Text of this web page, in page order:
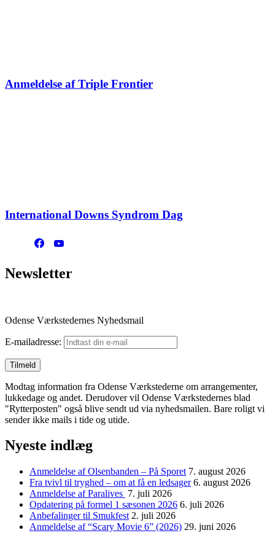
Anmeldelse af Triple Frontier
International Downs Syndrom Dag
Newsletter
Odense Værkstedernes Nyhedsmail
E-mailadresse:
Modtag information fra Odense Værkstederne om arrangementer,
lukkedage og andet. Derudover vil Odense Værkstedernes blad
"Rytterposten" også blive sendt ud via nyhedsmailen. Bare roligt vi
sender ikke mails i tide og utide.
Nyeste indlæg
Anmeldelse af Olsenbanden – På Sporet 7. august 2026
Fra tvivl til tryghed – om at få en ledsager 6. august 2026
Anmeldelse af Paralives 7. juli 2026
Opdatering på formel 1 sæsonen 2026 6. juli 2026
Anbefalinger til Smukfest 2. juli 2026
Anmeldelse af “Scary Movie 6” (2026) 29. juni 2026